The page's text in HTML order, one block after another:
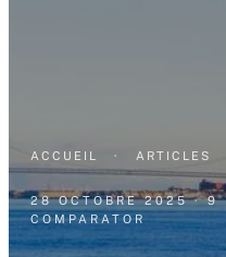
ACCUEIL · ARTICLES
28 OCTOBRE 2025 · 9
COMPARATOR